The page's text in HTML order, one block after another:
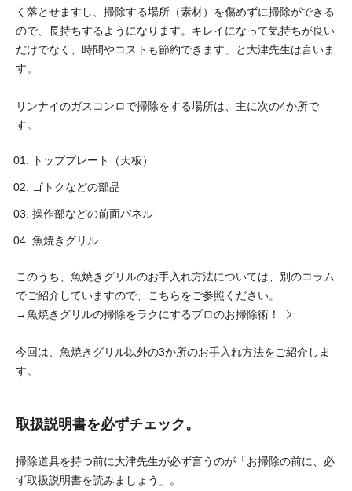
く落とせますし、掃除する場所（素材）を傷めずに掃除ができる
ので、長持ちするようになります。キレイになって気持ちが良い
だけでなく、時間やコストも節約できます」と大津先生は言いま
す。
リンナイのガスコンロで掃除をする場所は、主に次の4か所で
す。
トッププレート（天板）
ゴトクなどの部品
操作部などの前面パネル
魚焼きグリル
このうち、魚焼きグリルのお手入れ方法については、別のコラム
でご紹介していますので、こちらをご参照ください。
→魚焼きグリルの掃除をラクにするプロのお掃除術！
今回は、魚焼きグリル以外の3か所のお手入れ方法をご紹介しま
す。
取扱説明書を必ずチェック。
掃除道具を持つ前に大津先生が必ず言うのが「お掃除の前に、必
ず取扱説明書を読みましょう」。